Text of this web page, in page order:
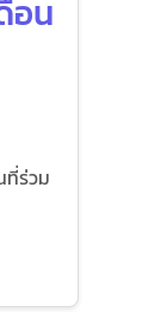
อน
ที่ร่วม